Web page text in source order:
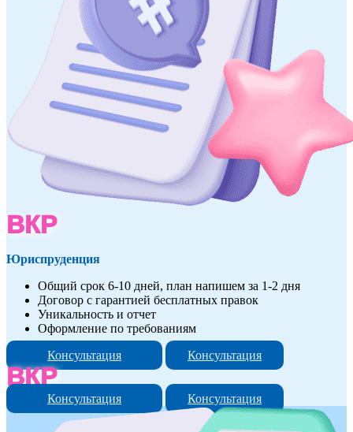
ВКР
Юриспруденция
Общий срок 6-10 дней, план напишем за 1-2 дня
Договор с гарантией бесплатных правок
Уникальность и отчет
Оформление по требованиям
Консультация
Консультация
ВКР
Консультация Консультация